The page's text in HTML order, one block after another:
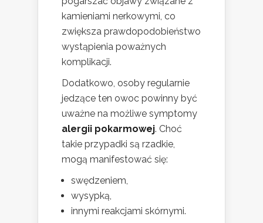
kamieniami nerkowymi, co
zwiększa prawdopodobieństwo
wystąpienia poważnych
komplikacji.
Dodatkowo, osoby regularnie
jedzące ten owoc powinny być
uważne na możliwe symptomy
alergii pokarmowej. Choć
takie przypadki są rzadkie,
mogą manifestować się:
swędzeniem,
wysypką,
innymi reakcjami skórnymi.